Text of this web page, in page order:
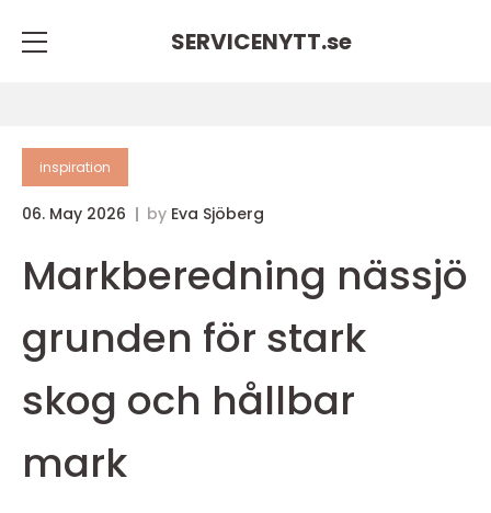
SERVICENYTT.se
inspiration
06. May 2026 by Eva Sjöberg
Markberedning nässjö
grunden för stark
skog och hållbar
mark